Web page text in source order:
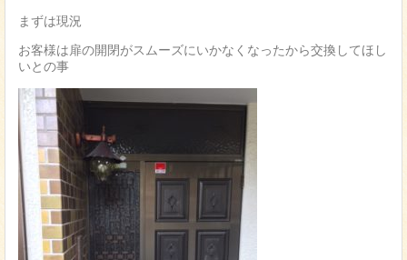
まずは現況
お客様は扉の開閉がスムーズにいかなくなったから交換してほし
いとの事